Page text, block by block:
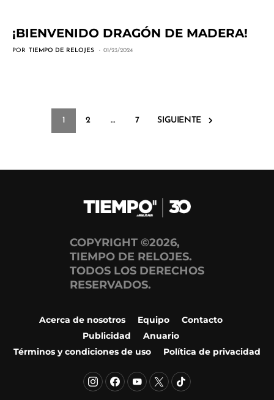
¡BIENVENIDO DRAGÓN DE MADERA!
POR TIEMPO DE RELOJES 01/23/2024
1 2 … 7 SIGUIENTE
COPYRIGHT ©2026,
TIEMPO DE RELOJES.
TODOS LOS DERECHOS
RESERVADOS.
Acerca de nosotros Equipo
Contacto
Publicidad
Anuario
Términos y condiciones de uso
Política de privacidad